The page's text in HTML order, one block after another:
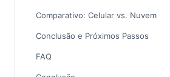
Comparativo: Celular vs. Nuvem
Conclusão e Próximos Passos
FAQ